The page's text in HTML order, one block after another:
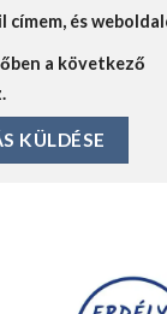
címem, és
a következő